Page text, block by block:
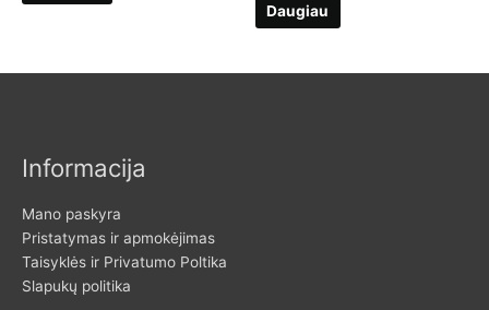
Daugiau
Informacija
Mano paskyra
Pristatymas ir apmokėjimas
Taisyklės ir Privatumo Poltika
Slapukų politika